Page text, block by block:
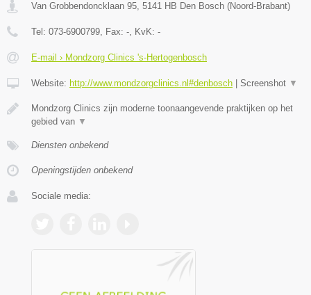
Van Grobbendoncklaan 95, 5141 HB Den Bosch (Noord-Brabant)
Tel: 073-6900799, Fax: -, KvK: -
E-mail › Mondzorg Clinics 's-Hertogenbosch
Website: http://www.mondzorgclinics.nl#denbosch Screenshot ▼
Mondzorg Clinics zijn moderne toonaangevende praktijken op het
gebied van ▼
Diensten onbekend
Openingstijden onbekend
Sociale media: